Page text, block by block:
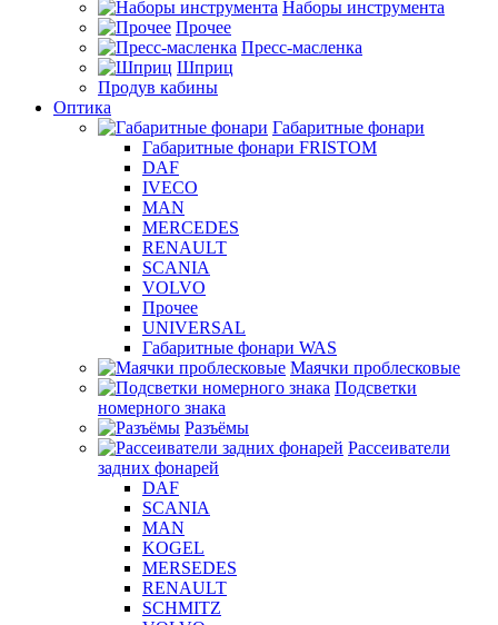
Наборы инструмента
Прочее
Пресс-масленка
Шприц
Продув кабины
Оптика
Габаритные фонари
Габаритные фонари FRISTOM
DAF
IVECO
MAN
MERCEDES
RENAULT
SCANIA
VOLVO
Прочее
UNIVERSAL
Габаритные фонари WAS
Маячки проблесковые
Подсветки
номерного знака
Разъёмы
Рассеиватели
задних фонарей
DAF
SCANIA
MAN
KOGEL
MERSEDES
RENAULT
SCHMITZ